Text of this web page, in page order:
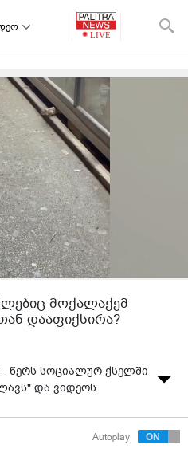
მოქალაქემ
დააფიქსირა?
წერს სოციალურ ქსელში
და ვიდეოს
Autoplay